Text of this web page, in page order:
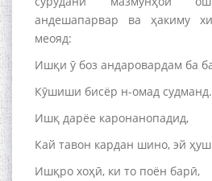
андешапарвар ва ҳакиму
меояд:
Ишқи ӯ боз андаровардам ба
Кӯшиши бисёр н-омад судманд.
Ишқ дарёе каронанопадид,
Кай тавон кардан шино, эй
Ишқро хоҳӣ, ки то поён барӣ,